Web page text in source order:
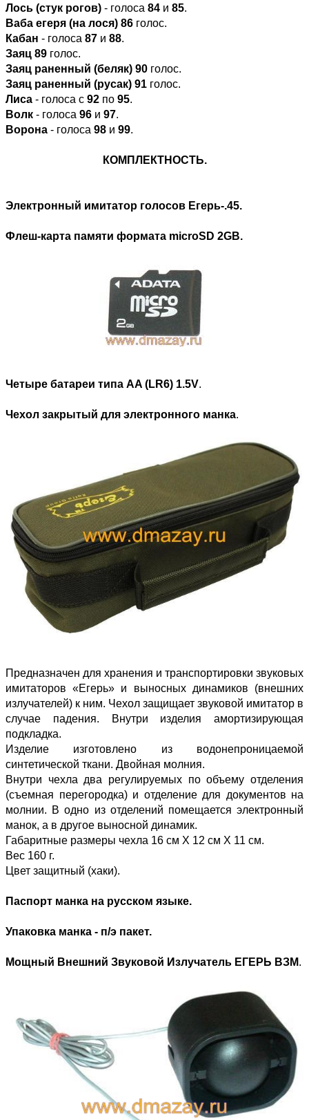
Лось (стук рогов) - голоса 84 и 85.
Ваба егеря (на лося) 86 голос.
Кабан - голоса 87 и 88.
Заяц 89 голос.
Заяц раненный (беляк) 90 голос.
Заяц раненный (русак) 91 голос.
Лиса - голоса с 92 по 95.
Волк - голоса 96 и 97.
Ворона - голоса 98 и 99.
КОМПЛЕКТНОСТЬ.
Электронный имитатор голосов Егерь-.45.
Флеш-карта памяти формата microSD 2GB.
Четыре батареи типа AA (LR6) 1.5V.
Чехол закрытый для электронного манка.
Предназначен для хранения и транспортировки звуковых
имитаторов «Егерь» и выносных динамиков (внешних
излучателей) к ним. Чехол защищает звуковой имитатор в
случае падения. Внутри изделия амортизирующая
подкладка.
Изделие изготовлено из водонепроницаемой
синтетической ткани. Двойная молния.
Внутри чехла два регулируемых по объему отделения
(съемная перегородка) и отделение для документов на
молнии. В одно из отделений помещается электронный
манок, а в другое выносной динамик.
Габаритные размеры чехла 16 см Х 12 см Х 11 см.
Вес 160 г.
Цвет защитный (хаки).
Паспорт манка на русском языке.
Упаковка манка - п/э пакет.
Мощный Внешний Звуковой Излучатель ЕГЕРЬ ВЗМ.